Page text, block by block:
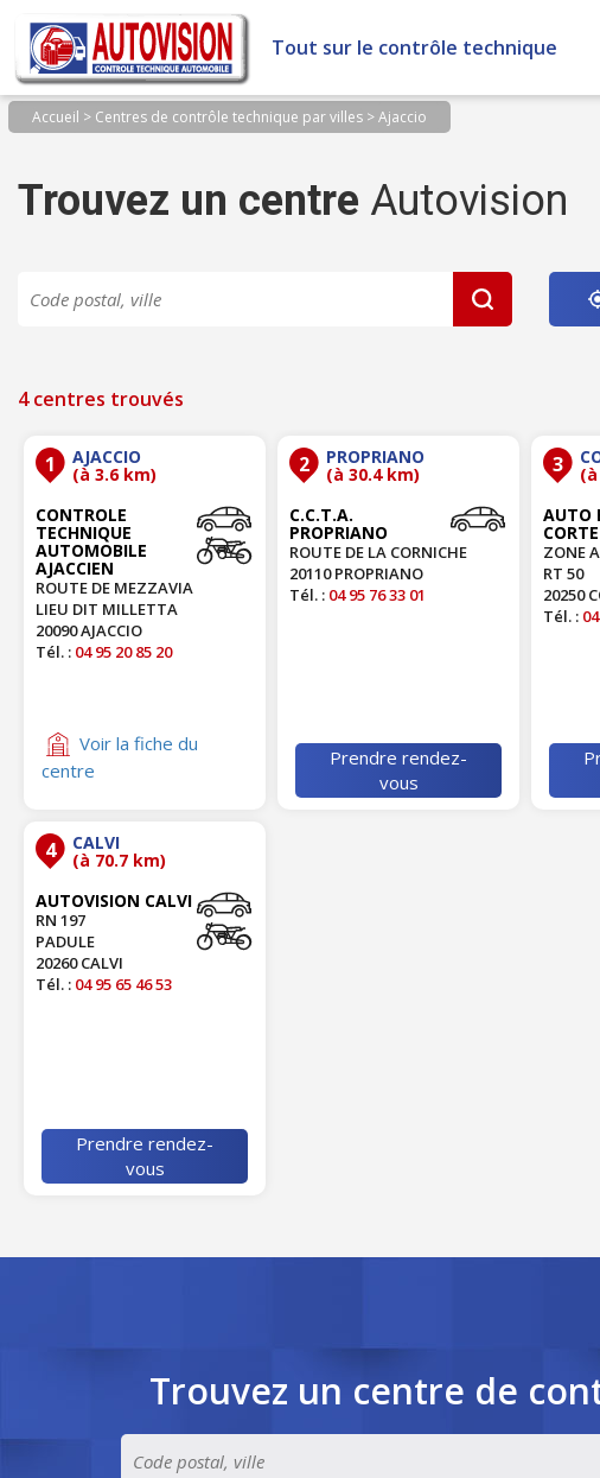
Panneau de gestion des cookies
Tout sur le contrôle technique
Accueil > Centres de contrôle technique par villes>Ajaccio
Trouvez un centre Autovision
4 centres trouvés
1 AJACCIO
(à 3.6 km)
CONTROLE
TECHNIQUE
AUTOMOBILE
AJACCIEN
ROUTE DE MEZZAVIA
LIEU DIT MILLETTA
20090 AJACCIO
Tél. : 04 95 20 85 20
Voir la fiche du
centre
2 PROPRIANO
(à 30.4 km)
C.C.T.A.
PROPRIANO
ROUTE DE LA CORNICHE
20110 PROPRIANO
Tél. : 04 95 76 33 01
Prendre rendez-
vous
3
AUTO
CORTE
ZONE
RT 50
20250
Tél. :
4 CALVI
(à 70.7 km)
AUTOVISION CALVI
RN 197
PADULE
20260 CALVI
Tél. : 04 95 65 46 53
Prendre rendez-
vous
Trouvez un centre de